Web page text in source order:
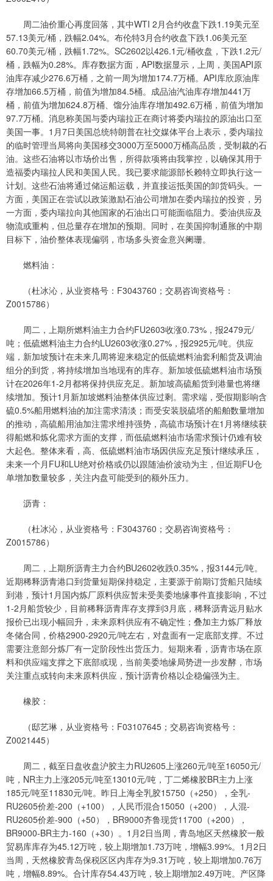
周二油价重心再度回落，其中WTI 2月合约收盘下跌1.19美元至
57.13美元/桶，跌幅2.04%。布伦特3月合约收盘下跌1.06美元至
60.70美元/桶，跌幅1.72%。SC2602以426.1元/桶收盘，下跌1.2元/
桶，跌幅为0.28%。库存数据方面，API数据显示，上周，美国API原
油库存减少276.6万桶，之前一周为增加174.7万桶。API库欣原油库
存增加66.5万桶，前值为增加84.5桶。成品油汽油库存增加441万
桶，前值为增加624.8万桶、馏分油库存增加492.6万桶，前值为增加
97.7万桶。消息称美国与委内瑞拉正在商讨将委内瑞拉的原油出口至
美国一事。1月7日美国总统特朗普在社交媒体平台上表示，委内瑞拉
的临时管理当局将向美国移交3000万至5000万桶高品质，受制裁的石
油。这些石油将以市场价出售，所得款项将由我掌控，以确保其用于
造福委内瑞拉人民和美国人民。我已要求能源部长赖特立即执行这一
计划。这些石油将通过储运船运载，并直接运抵美国的卸货码头。一
方面，美国正在尝试以政策激励石油公司增加在委内瑞拉的投资，另
一方面，委内瑞拉向其他国家的石油出口可能面临阻力。委油供应及
物流或重构，但总量存在增加的预期。同时，在美国抑制通胀的中期
目标下，油价整体表现偏弱，市场多头资金意兴阑珊。
燃料油：
（杜冰沁，从业资格号：F3043760；交易咨询资格号：
Z0015786）
周二，上期所燃料油主力合约FU2603收涨0.73%，报2479元/
吨；低硫燃料油主力合约LU2603收涨0.27%，报2925元/吨。供应
端，新加坡预计在未来几周将迎来稳定的低硫燃料油套利船货及调油
组分的到货，将持续增加当地现有的库存。新加坡低硫燃料油市场预
计在2026年1-2月都将保持供应充足。新加坡高硫船货到港量也将继
续增加。预计1月新加坡燃料油整体供应过剩。需求端，受假期影响含
硫0.5%船用燃料油的加注需求清淡；而受安装脱硫塔的船舶数量增加
的推动，高硫船用油加注需求维持强势，高硫市场预计在1月将继续获
得船燃和炼化需求方面的支撑，而低硫燃料油市场需求预计仍难有较
大起色。整体来看，高、低硫燃料油市场因供应充足预计继续承压，
未来一个月FU和LU绝对价格或仍以跟随油价波动为主，但近期FU仓
单增加数量较多，关注内盘可能受到的额外压力。
沥青：
（杜冰沁，从业资格号：F3043760；交易咨询资格号：
Z0015786）
周二，上期所沥青主力合约BU2602收跌0.35%，报3144元/吨。
近期稀释沥青港口到货量短期保持稳定，主要源于前期订货船只陆续
到港，预计1月国内炼厂原料供应暂未受美委地缘事件直接影响，不过
1-2月船货较少，目前稀释沥青库存支撑到3月底，稀释沥青远月贴水
报价已出现小幅回升，未来原料供应有不确定性；叠加主力炼厂释放
冬储合同，价格2900-2920元/吨左右，对盘面有一定底部支撑。不过
需要注意部分炼厂有一定阶段性出货压力。短期来看，沥青市场在原
料和供应端支撑之下底部或现，当前美委地缘局势进一步发酵，市场
关注重点或转向未来原料供应，预计沥青价格以企稳偏强为主。
橡胶：
（邸艺琳，从业资格号：F03107645；交易咨询资格号：
Z0021445）
周二，截至日盘收盘沪胶主力RU2605上涨260元/吨至16050元/
吨，NR主力上涨205元/吨至13010元/吨，丁二烯橡胶BR主力上涨
185元/吨至11830元/吨。昨日上海全乳胶15750（+250），全乳-
RU2605价差-200（+100），人民币混合15050（+200），人混-
RU2605价差-900（+50），BR9000齐鲁现货11700（+200），
BR9000-BR主力-160（+30）。1月2日当周，青岛地区天然橡胶一般
贸易库库存为45.12万吨，较上期增加1.73万吨，增幅3.99%。1月2日
当周，天然橡胶青岛保税区区内库存为9.31万吨，较上期增加0.76万
吨，增幅8.89%。合计库存54.43万吨，较上期增加2.49万吨。产区降